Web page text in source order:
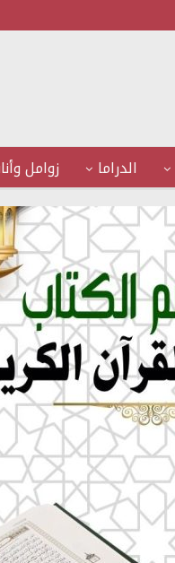
الدراما زوامل